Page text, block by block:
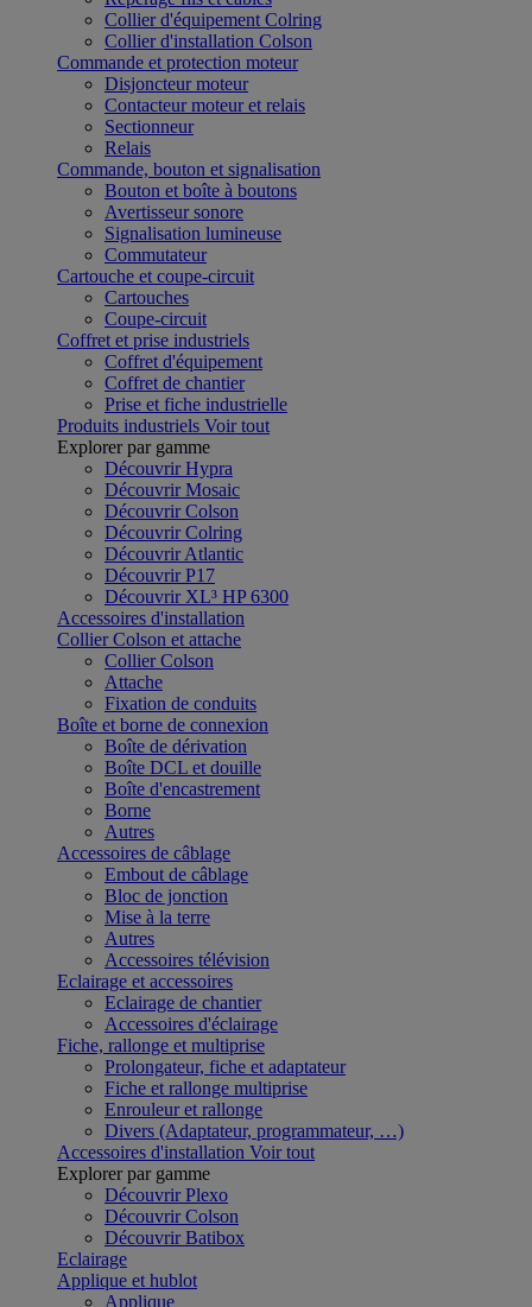
Collier d'équipement Colring
Collier d'installation Colson
Commande et protection moteur
Disjoncteur moteur
Contacteur moteur et relais
Sectionneur
Relais
Commande, bouton et signalisation
Bouton et boîte à boutons
Avertisseur sonore
Signalisation lumineuse
Commutateur
Cartouche et coupe-circuit
Cartouches
Coupe-circuit
Coffret et prise industriels
Coffret d'équipement
Coffret de chantier
Prise et fiche industrielle
Produits industriels Voir tout
Explorer par gamme
Découvrir Hypra
Découvrir Mosaic
Découvrir Colson
Découvrir Colring
Découvrir Atlantic
Découvrir P17
Découvrir XL³ HP 6300
Accessoires d'installation
Collier Colson et attache
Collier Colson
Attache
Fixation de conduits
Boîte et borne de connexion
Boîte de dérivation
Boîte DCL et douille
Boîte d'encastrement
Borne
Autres
Accessoires de câblage
Embout de câblage
Bloc de jonction
Mise à la terre
Autres
Accessoires télévision
Eclairage et accessoires
Eclairage de chantier
Accessoires d'éclairage
Fiche, rallonge et multiprise
Prolongateur, fiche et adaptateur
Fiche et rallonge multiprise
Enrouleur et rallonge
Divers (Adaptateur, programmateur, …)
Accessoires d'installation Voir tout
Explorer par gamme
Découvrir Plexo
Découvrir Colson
Découvrir Batibox
Eclairage
Applique et hublot
Applique